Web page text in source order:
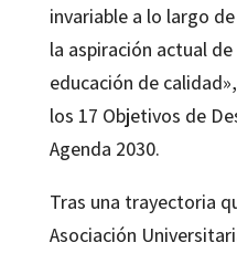
invariable a lo largo
la aspiración actual
educación de
los 17 Objetivos de
Agenda 2030.
Tras una trayectoria
Asociación